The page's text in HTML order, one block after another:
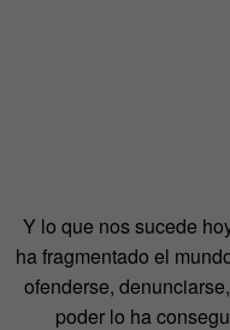
Y lo que nos sucede
ha fragmentado el
ofenderse,
poder lo ha